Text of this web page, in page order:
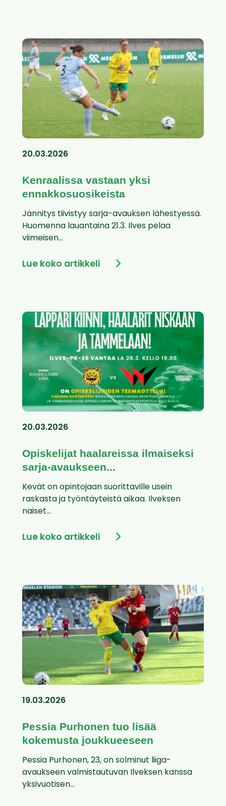
20.03.2026
Kenraalissa vastaan yksi
ennakkosuosikeista
Jännitys tiivistyy sarja-avauksen lähestyessä.
Huomenna lauantaina 21.3. Ilves pelaa
viimeisen...
Lue koko artikkeli
20.03.2026
Opiskelijat haalareissa ilmaiseksi
sarja-avaukseen...
Kevät on opintojaan suorittaville usein
raskasta ja työntäyteistä aikaa. Ilveksen
naiset...
Lue koko artikkeli
19.03.2026
Pessia Purhonen tuo lisää
kokemusta joukkueeseen
Pessia Purhonen, 23, on solminut liiga-
avaukseen valmistautuvan Ilveksen kanssa
yksivuotisen...